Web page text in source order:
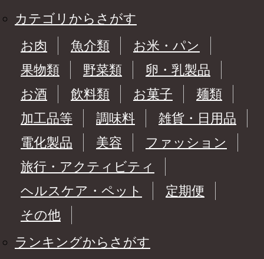
カテゴリからさがす
お肉
魚介類
お米・パン
果物類
野菜類
卵・乳製品
お酒
飲料類 お菓子
麺類
加工品等
調味料
雑貨・日用品
電化製品
美容
ファッション
旅行・アクティビティ
ヘルスケア・ペット
定期便
その他
ランキングからさがす